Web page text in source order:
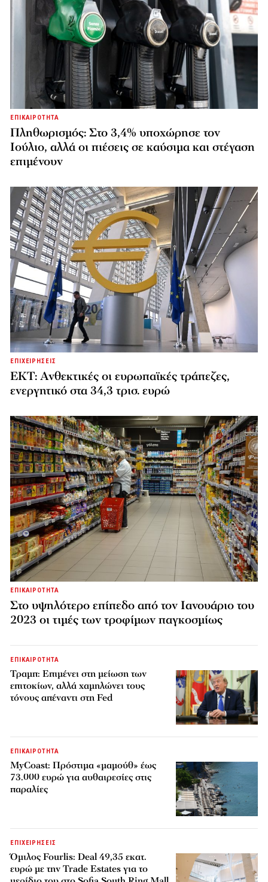
ΕΠΙΚΑΙΡΟΤΗΤΑ
Πληθωρισμός: Στο 3,4% υποχώρησε τον
Ιούλιο, αλλά οι πιέσεις σε καύσιμα και στέγαση
επιμένουν
ΕΠΙΧΕΙΡΗΣΕΙΣ
ΕΚΤ: Ανθεκτικές οι ευρωπαϊκές τράπεζες,
ενεργητικό στα 34,3 τρισ. ευρώ
ΕΠΙΚΑΙΡΟΤΗΤΑ
Στο υψηλότερο επίπεδο από τον Ιανουάριο του
2023 οι τιμές των τροφίμων παγκοσμίως
ΕΠΙΚΑΙΡΟΤΗΤΑ
Τραμπ: Επιμένει στη μείωση των
επιτοκίων, αλλά χαμηλώνει τους
τόνους απέναντι στη Fed
ΕΠΙΚΑΙΡΟΤΗΤΑ
MyCoast: Πρόστιμα «μαμούθ» έως
73.000 ευρώ για αυθαιρεσίες στις
παραλίες
ΕΠΙΧΕΙΡΗΣΕΙΣ
Όμιλος Fourlis: Deal 49,35 εκατ.
ευρώ με την Trade Estates για το